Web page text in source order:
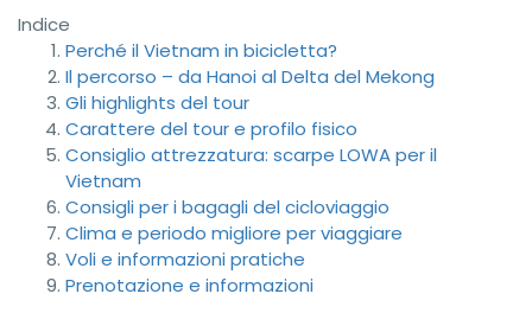
Indice
Perché il Vietnam in bicicletta?
Il percorso – da Hanoi al Delta del Mekong
Gli highlights del tour
Carattere del tour e profilo fisico
Consiglio attrezzatura: scarpe LOWA per il
Vietnam
Consigli per i bagagli del cicloviaggio
Clima e periodo migliore per viaggiare
Voli e informazioni pratiche
Prenotazione e informazioni